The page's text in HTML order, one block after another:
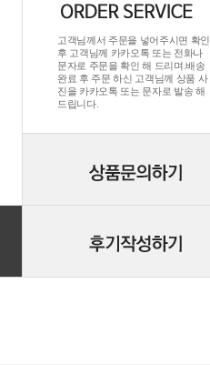
고객님께서 주문을 넣어주시면 확인
후 고객님께 카카오톡 또는 전화나
문자로 주문을 확인 해 드리며.배송
완료 후 주문 하신 고객님께 상품 사
진을 카카오톡 또는 문자로 발송 해
드립니다.